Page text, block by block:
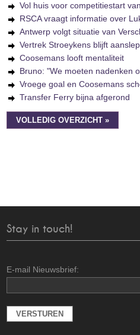
Vol huis voor competitiestart
RSCA vraagt informatie over
Antwerp volgt situatie van
Vertrek Stroeykens blijft
Coosemans looft mentaliteit
Bruno: "We moeten nadenken
Vroege goal en Coosemans
Transfer Ferry bijna afgerond
VOLLEDIG OVERZICHT »
Stay in touch!
E-mail Nieuwsbrief: